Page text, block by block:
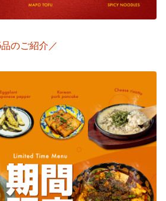
のご紹介／